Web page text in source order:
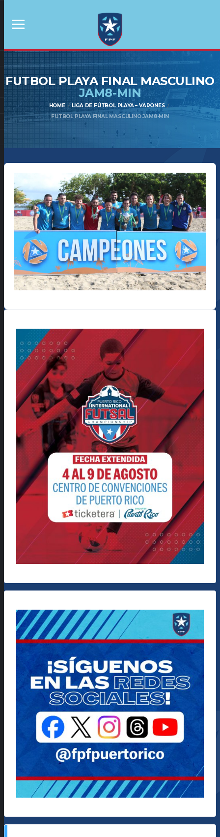
FUTBOL PLAYA FINAL MASCULINO
JAM8-MIN
HOME
LIGA DE FÚTBOL PLAYA – VARONES
FUTBOL PLAYA FINAL MASCULINO JAM8-MIN